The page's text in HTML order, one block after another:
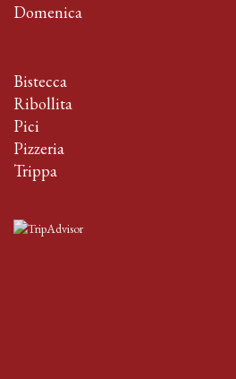
Domenica
Bistecca
Ribollita
Pici
Pizzeria
Trippa